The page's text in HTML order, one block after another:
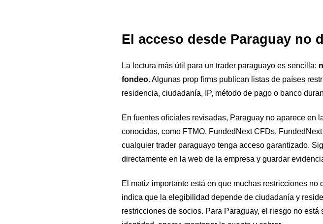
El acceso desde Paraguay no
La lectura más útil para un trader paraguayo es sencilla:
fondeo. Algunas prop firms publican listas de países
residencia, ciudadanía, IP, método de pago o banco
En fuentes oficiales revisadas, Paraguay no aparece en
conocidas, como FTMO, FundedNext CFDs,
cualquier trader paraguayo tenga acceso garantizado.
directamente en la web de la empresa y guardar
El matiz importante está en que muchas restricciones
indica que la elegibilidad depende de ciudadanía y
restricciones de socios. Para Paraguay, el riesgo no